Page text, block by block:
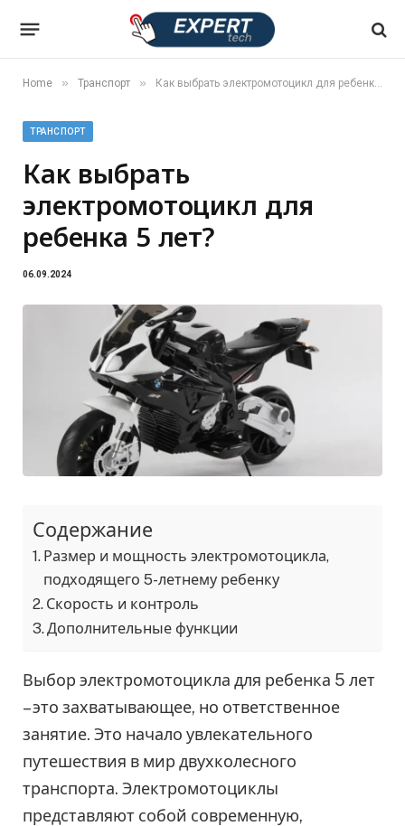
Home » Транспорт » Как выбрать электромотоцикл для ребенка 5 лет?
ТРАНСПОРТ
Как выбрать
электромотоцикл для
ребенка 5 лет?
06.09.2024
Содержание
Размер и мощность электромотоцикла,
подходящего 5-летнему ребенку
Скорость и контроль
Дополнительные функции
Выбор электромотоцикла для ребенка 5 лет
– это захватывающее, но ответственное
занятие. Это начало увлекательного
путешествия в мир двухколесного
транспорта. Электромотоциклы
представляют собой современную,